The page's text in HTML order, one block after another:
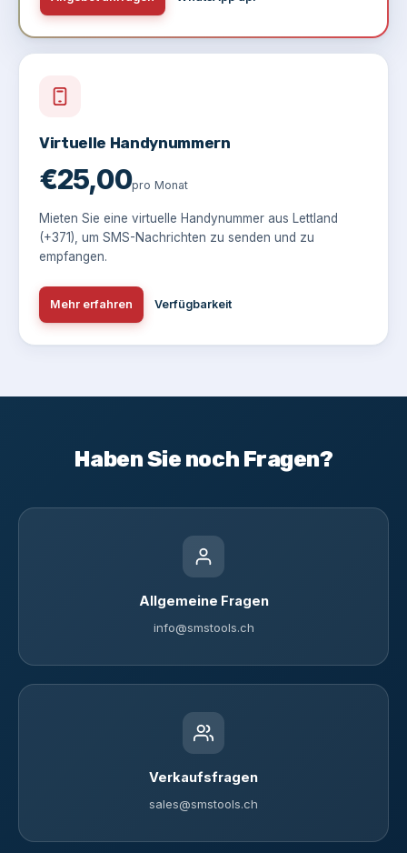
Virtuelle Handynummern
€25,00pro Monat
Mieten Sie eine virtuelle Handynummer aus Lettland
(+371), um SMS-Nachrichten zu senden und zu
empfangen.
Mehr erfahren Verfügbarkeit
Haben Sie noch Fragen?
Allgemeine Fragen
info@smstools.ch
Verkaufsfragen
sales@smstools.ch